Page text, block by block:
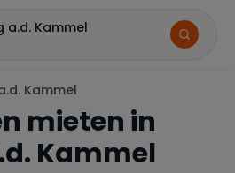
a.d. Kammel
Kammel
mieten in
Kammel